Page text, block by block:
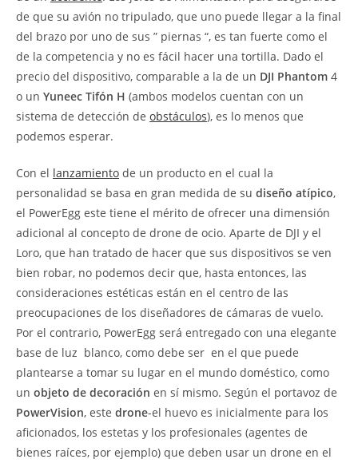
de que su avión no tripulado, que uno puede llegar a la final
del brazo por uno de sus ” piernas “, es tan fuerte como el
de la competencia y no es fácil hacer una tortilla. Dado el
precio del dispositivo, comparable a la de un DJI Phantom 4
o un Yuneec Tifón H (ambos modelos cuentan con un
sistema de detección de obstáculos), es lo menos que
podemos esperar.
Con el lanzamiento de un producto en el cual la
personalidad se basa en gran medida de su diseño atípico,
el PowerEgg este tiene el mérito de ofrecer una dimensión
adicional al concepto de drone de ocio. Aparte de DJI y el
Loro, que han tratado de hacer que sus dispositivos se ven
bien robar, no podemos decir que, hasta entonces, las
consideraciones estéticas están en el centro de las
preocupaciones de los diseñadores de cámaras de vuelo.
Por el contrario, PowerEgg será entregado con una elegante
base de luz  blanco, como debe ser  en el que puede
plantearse a tomar su lugar en el mundo doméstico, como
un objeto de decoración en sí mismo. Según el portavoz de
PowerVision, este drone-el huevo es inicialmente para los
aficionados, los estetas y los profesionales (agentes de
bienes raíces, por ejemplo) que deben usar un drone en el